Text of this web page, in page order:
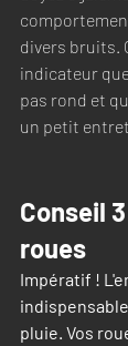
divers bruits.
indicateur
pas rond et
un petit
Conseil
roues
Impératif !
pluie. Vos